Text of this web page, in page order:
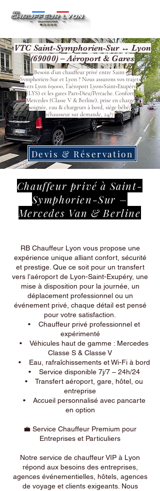
VTC Saint-Symphorien-Sur ↔ Lyon
(69000) – Aéroport & Gares
Besoin d’un chauffeur privé entre Saint-
Symphorien-Sur et Lyon ? Nous assurons vos trajets
vers Lyon 69000, l’aéroport Lyon‑Saint‑Exupéry
(LYS) et les gares Part‑Dieu/Perrache. Confort
Mercedes (Classe V & Berline), prise en charge
soignée, eau & chargeurs à bord, siège bébé/
réhausseur sur demande, 24/7.
Devis & Réservation
Chauffeur privé à Saint-
Symphorien-Sur –
Mercedes Van & Berline
RB Chauffeur Lyon vous propose une
expérience unique alliant confort, sécurité
et prestige. Que ce soit pour un transfert
vers l’aéroport de Lyon-Saint-Exupéry, une
mise à disposition pour la journée, un
déplacement professionnel ou un
événement privé, chaque détail est pensé
pour votre satisfaction.
• Chauffeur privé professionnel et
expérimenté
• Véhicules haut de gamme : Mercedes
Classe S & Classe V
• Eau, rafraîchissements et Wi-Fi à bord
• Service disponible 7j/7 – 24h/24
• Transfert aéroport, gare, hôtel, ou
entreprise
• Accueil personnalisé avec pancarte
en option
💼 Service Chauffeur Premium pour
Entreprises et Particuliers
Notre service de chauffeur VIP à Lyon
répond aux besoins des entreprises,
agences événementielles, hôtels, agences
de voyage et clients exigeants. Nous